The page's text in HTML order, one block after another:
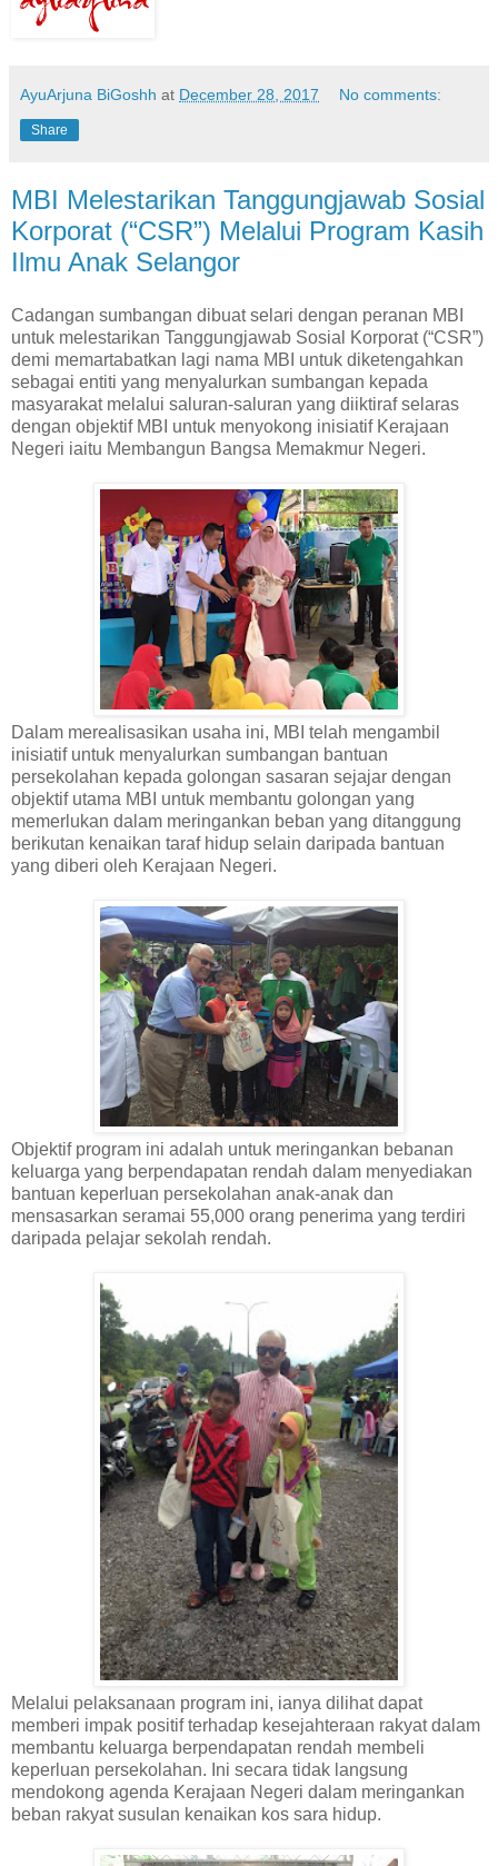
AyuArjuna BiGoshh at December 28, 2017 No comments:
Share
MBI Melestarikan Tanggungjawab Sosial
Korporat (“CSR”) Melalui Program Kasih
Ilmu Anak Selangor
Cadangan sumbangan dibuat selari dengan peranan MBI
untuk melestarikan Tanggungjawab Sosial Korporat (“CSR”)
demi memartabatkan lagi nama MBI untuk diketengahkan
sebagai entiti yang menyalurkan sumbangan kepada
masyarakat melalui saluran-saluran yang diiktiraf selaras
dengan objektif MBI untuk menyokong inisiatif Kerajaan
Negeri iaitu Membangun Bangsa Memakmur Negeri.
Dalam merealisasikan usaha ini, MBI telah mengambil
inisiatif untuk menyalurkan sumbangan bantuan
persekolahan kepada golongan sasaran sejajar dengan
objektif utama MBI untuk membantu golongan yang
memerlukan dalam meringankan beban yang ditanggung
berikutan kenaikan taraf hidup selain daripada bantuan
yang diberi oleh Kerajaan Negeri.
Objektif program ini adalah untuk meringankan bebanan
keluarga yang berpendapatan rendah dalam menyediakan
bantuan keperluan persekolahan anak-anak dan
mensasarkan seramai 55,000 orang penerima yang terdiri
daripada pelajar sekolah rendah.
Melalui pelaksanaan program ini, ianya dilihat dapat
memberi impak positif terhadap kesejahteraan rakyat dalam
membantu keluarga berpendapatan rendah membeli
keperluan persekolahan. Ini secara tidak langsung
mendokong agenda Kerajaan Negeri dalam meringankan
beban rakyat susulan kenaikan kos sara hidup.